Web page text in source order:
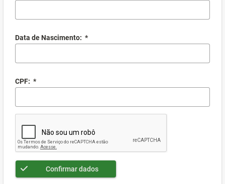
Data de Nascimento: *
CPF: *
Confirmar dados